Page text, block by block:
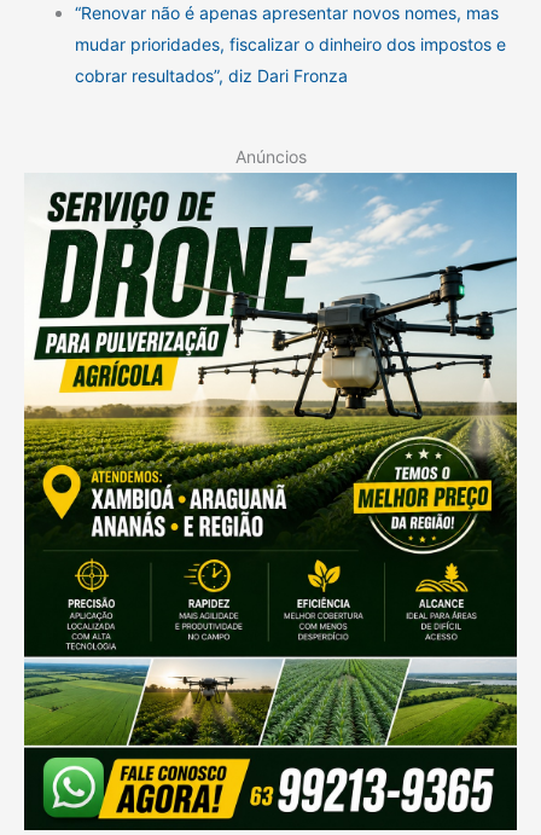
“Renovar não é apenas apresentar novos nomes, mas
mudar prioridades, fiscalizar o dinheiro dos impostos e
cobrar resultados”, diz Dari Fronza
Anúncios